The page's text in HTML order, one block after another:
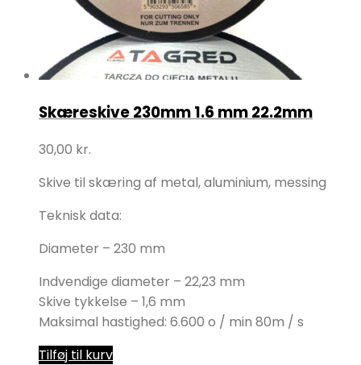
Skæreskive 230mm 1.6 mm 22.2mm
30,00 kr.
Skive til skæring af metal, aluminium, messing
Teknisk data:
Diameter – 230 mm
Indvendige diameter – 22,23 mm
Skive tykkelse – 1,6 mm
Maksimal hastighed: 6.600 o / min 80m / s
Tilføj til kurv